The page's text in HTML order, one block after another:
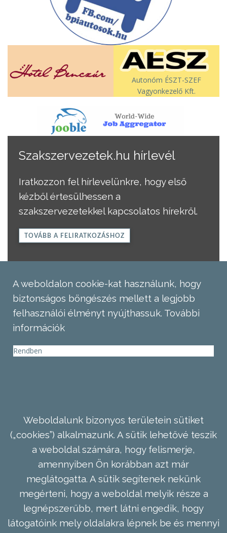
Autonóm ÉSZT-SZEF
Vagyonkezelő Kft.
Szakszervezetek.hu hírlevél
Iratkozzon fel hírlevelünkre, hogy első
kézből értesülhessen a
szakszervezetekkel kapcsolatos hírekről.
TOVÁBB A FELIRATKOZÁSHOZ
A weboldalon cookie-kat használunk, hogy
biztonságos böngészés mellett a legjobb
felhasználói élményt nyújthassuk. További
információk
Rendben
Weboldalunk bizonyos területein sütiket
(„cookies”) alkalmazunk. A sütik lehetővé teszik
a weboldal számára, hogy felismerje,
amennyiben Ön korábban azt már
meglátogatta. A sütik segítenek nekünk
megérteni, hogy a weboldal melyik része a
legnépszerűbb, mert látni engedik, hogy
látogatóink mely oldalakra lépnek be és mennyi